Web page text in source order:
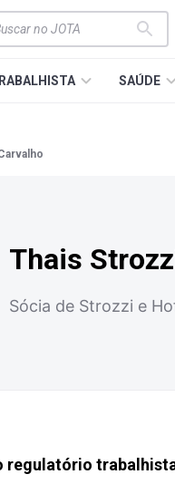
SAÚDE
Thais
Sócia de Strozzi e
regulatório